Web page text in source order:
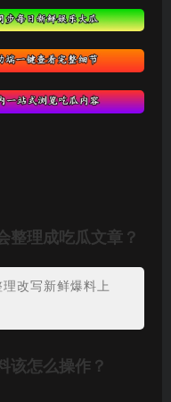
整理成吃瓜文章？
改写新鲜爆料上
该怎么操作？